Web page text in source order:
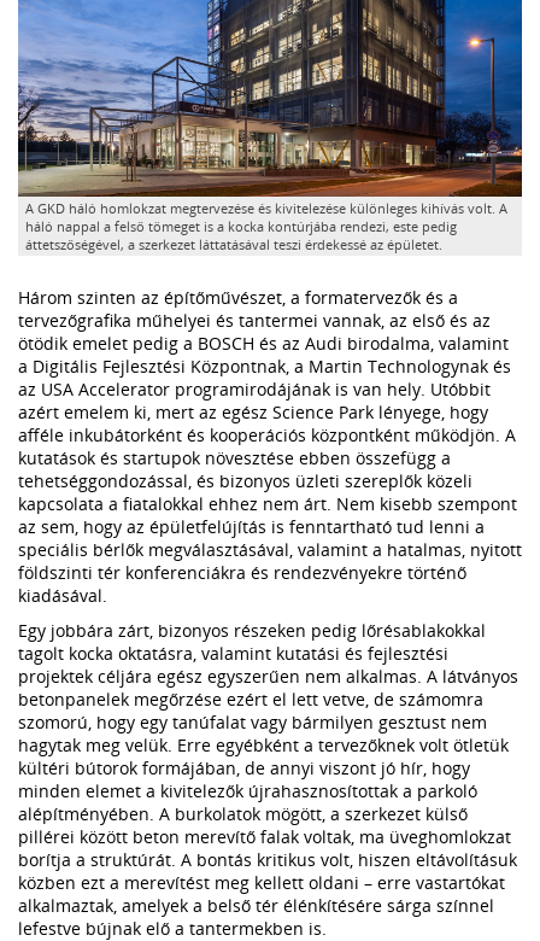
A GKD háló homlokzat megtervezése és kivitelezése különleges kihívás volt. A
háló nappal a felső tömeget is a kocka kontúrjába rendezi, este pedig
áttetszőségével, a szerkezet láttatásával teszi érdekessé az épületet.
Három szinten az építőművészet, a formatervezők és a
tervezőgrafika műhelyei és tantermei vannak, az első és az
ötödik emelet pedig a BOSCH és az Audi birodalma, valamint
a Digitális Fejlesztési Központnak, a Martin Technologynak és
az USA Accelerator programirodájának is van hely. Utóbbit
azért emelem ki, mert az egész Science Park lényege, hogy
afféle inkubátorként és kooperációs központként működjön. A
kutatások és startupok növesztése ebben összefügg a
tehetséggondozással, és bizonyos üzleti szereplők közeli
kapcsolata a fiatalokkal ehhez nem árt. Nem kisebb szempont
az sem, hogy az épületfelújítás is fenntartható tud lenni a
speciális bérlők megválasztásával, valamint a hatalmas, nyitott
földszinti tér konferenciákra és rendezvényekre történő
kiadásával.
Egy jobbára zárt, bizonyos részeken pedig lőrésablakokkal
tagolt kocka oktatásra, valamint kutatási és fejlesztési
projektek céljára egész egyszerűen nem alkalmas. A látványos
betonpanelek megőrzése ezért el lett vetve, de számomra
szomorú, hogy egy tanúfalat vagy bármilyen gesztust nem
hagytak meg velük. Erre egyébként a tervezőknek volt ötletük
kültéri bútorok formájában, de annyi viszont jó hír, hogy
minden elemet a kivitelezők újrahasznosítottak a parkoló
alépítményében. A burkolatok mögött, a szerkezet külső
pillérei között beton merevítő falak voltak, ma üveghomlokzat
borítja a struktúrát. A bontás kritikus volt, hiszen eltávolításuk
közben ezt a merevítést meg kellett oldani – erre vastartókat
alkalmaztak, amelyek a belső tér élénkítésére sárga színnel
lefestve bújnak elő a tantermekben is.